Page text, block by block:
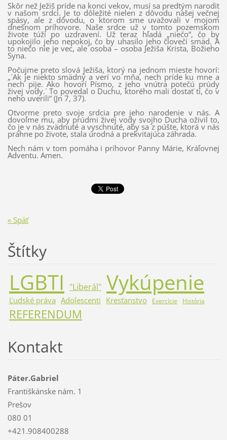
Skôr než Ježiš príde na konci vekov, musí sa predtým narodiť
v našom srdci. Je to dôležité nielen z dôvodu našej večnej
spásy, ale z dôvodu, o ktorom sme uvažovali v mojom
dnešnom príhovore. Naše srdce už v tomto pozemskom
živote túži po uzdravení. Už teraz hľadá „niečo“, čo by
upokojilo jeho nepokoj, čo by uhasilo jeho človečí smäd. A
to niečo nie je vec, ale osoba – osoba Ježiša Krista, Božieho
Syna.
Počujme preto slová Ježiša, ktorý na jednom mieste hovorí:
„´Ak je niekto smädný a verí vo mňa, nech príde ku mne a
nech pije. Ako hovorí Písmo, z jeho vnútra potečú prúdy
živej vody.´ To povedal o Duchu, ktorého mali dostať tí, čo v
neho uverili“ (Jn 7, 37).
Otvorme preto svoje srdcia pre jeho narodenie v nás. A
dovoľme mu, aby prúdmi živej vody svojho Ducha oživil to,
čo je v nás zvädnuté a vyschnuté, aby sa z púšte, ktorá v nás
prahne po živote, stala úrodná a prekvitajúca záhrada.
Nech nám v tom pomáha i príhovor Panny Márie, Kráľovnej
Adventu. Amen.
« Späť
Štítky
LGBTI "Liberál" Vykúpenie
Ľudské práva Adolescenti Kresťanstvo Exercície História
REFERENDUM
Kontakt
Páter.Gabriel
Františkánske nám. 1
Prešov
080 01
+421.908400288